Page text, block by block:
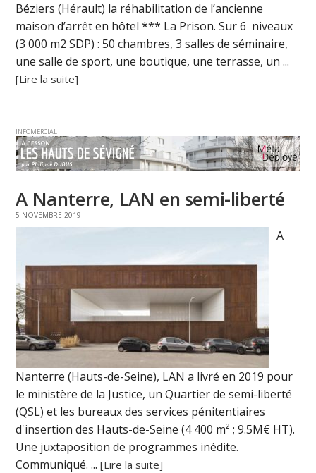
Béziers (Hérault) la réhabilitation de l’ancienne
maison d’arrêt en hôtel *** La Prison. Sur 6 niveaux
(3 000 m2 SDP) : 50 chambres, 3 salles de séminaire,
une salle de sport, une boutique, une terrasse, un ...
[Lire la suite]
INFOMERCIAL
A Nanterre, LAN en semi-liberté
5 NOVEMBRE 2019
A
Nanterre (Hauts-de-Seine), LAN a livré en 2019 pour
le ministère de la Justice, un Quartier de semi-liberté
(QSL) et les bureaux des services pénitentiaires
d'insertion des Hauts-de-Seine (4 400 m² ; 9.5M€ HT).
Une juxtaposition de programmes inédite.
Communiqué. ...[Lire la suite]